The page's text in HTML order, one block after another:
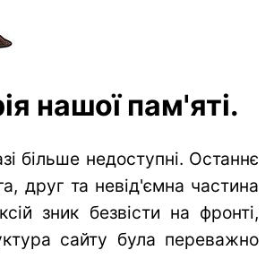
нашої пам'яті.
більше недоступні. Останнє
друг та невід'ємна частина
зник безвісти на фронті,
сайту була переважно